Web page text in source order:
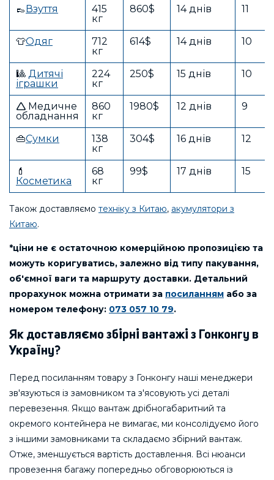
👞Взуття
415
кг
860$ 14 днів 11
👕Одяг
712
кг
614$ 14 днів 10
🎱 Дитячі
іграшки
224
кг
250$ 15 днів 10
🛆 Медичне
обладнання
860
кг
1980$ 12 днів 9
👜Сумки
138
кг
304$ 16 днів 12
💄
Косметика
68
кг
99$ 17 днів 15
Також доставляємо техніку з Китаю, акумулятори з
Китаю.
*ціни не є остаточною комерційною пропозицією та
можуть коригуватись, залежно від типу пакування,
об'ємної ваги та маршруту доставки. Детальний
прорахунок можна отримати за посиланням або за
номером телефону: 073 057 10 79.
Як доставляємо збірні вантажі з Гонконгу в
Україну?
Перед посиланням товару з Гонконгу наші менеджери
зв'язуються із замовником та з'ясовують усі деталі
перевезення. Якщо вантаж дрібногабаритний та
окремого контейнера не вимагає, ми консолідуємо його
з іншими замовниками та складаємо збірний вантаж.
Отже, зменшується вартість доставлення. Всі нюанси
провезення багажу попередньо обговорюються із